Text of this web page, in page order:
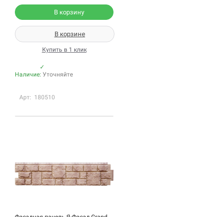
В корзину
В корзине
Купить в 1 клик
✓
Наличие: Уточняйте
Арт: 180510